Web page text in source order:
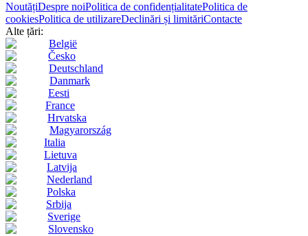
NoutățiDespre noiPolitica de confidențialitatePolitica de
cookiesPolitica de utilizareDeclinări și limităriContacte
Alte țări:
België
Česko
Deutschland
Danmark
Eesti
France
Hrvatska
Magyarország
Italia
Lietuva
Latvija
Nederland
Polska
Srbija
Sverige
Slovensko